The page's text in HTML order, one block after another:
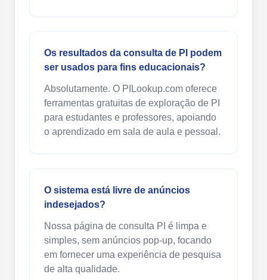
Os resultados da consulta de PI podem
ser usados para fins educacionais?
Absolutamente. O PILookup.com oferece
ferramentas gratuitas de exploração de PI
para estudantes e professores, apoiando
o aprendizado em sala de aula e pessoal.
O sistema está livre de anúncios
indesejados?
Nossa página de consulta PI é limpa e
simples, sem anúncios pop-up, focando
em fornecer uma experiência de pesquisa
de alta qualidade.